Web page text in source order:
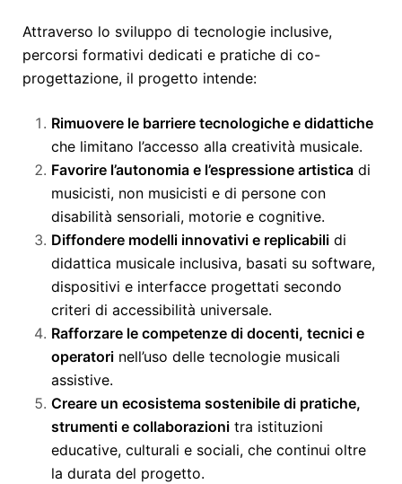
Attraverso lo sviluppo di tecnologie inclusive,
percorsi formativi dedicati e pratiche di co-
progettazione, il progetto intende:
Rimuovere le barriere tecnologiche e didattiche
che limitano l’accesso alla creatività musicale.
Favorire l’autonomia e l’espressione artistica di
musicisti, non musicisti e di persone con
disabilità sensoriali, motorie e cognitive.
Diffondere modelli innovativi e replicabili di
didattica musicale inclusiva, basati su software,
dispositivi e interfacce progettati secondo
criteri di accessibilità universale.
Rafforzare le competenze di docenti, tecnici e
operatori nell’uso delle tecnologie musicali
assistive.
Creare un ecosistema sostenibile di pratiche,
strumenti e collaborazioni tra istituzioni
educative, culturali e sociali, che continui oltre
la durata del progetto.